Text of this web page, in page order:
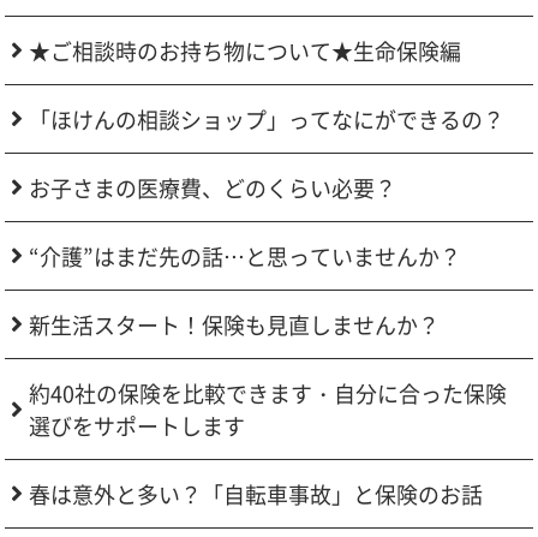
★ご相談時のお持ち物について★生命保険編
「ほけんの相談ショップ」ってなにができるの？
お子さまの医療費、どのくらい必要？
“介護”はまだ先の話…と思っていませんか？
新生活スタート！保険も見直しませんか？
約40社の保険を比較できます・自分に合った保険
選びをサポートします
春は意外と多い？「自転車事故」と保険のお話